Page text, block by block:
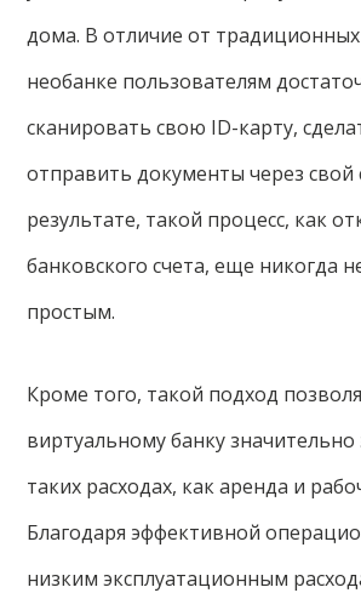
дома. В отличие от
необанке пользователям
сканировать свою ID-карту,
отправить документы через свой
результате, такой процесс, как
банковского счета, еще никогда
простым.
Кроме того, такой подход
виртуальному банку
таких расходах, как аренда и
Благодаря эффективной
низким эксплуатационным